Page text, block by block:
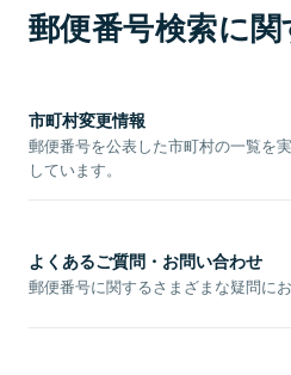
郵便番号検索に
市町村変更情報
郵便番号を公表した市町村の一覧を
しています。
よくあるご質問・お問い合わせ
郵便番号に関するさまざまな疑問にお